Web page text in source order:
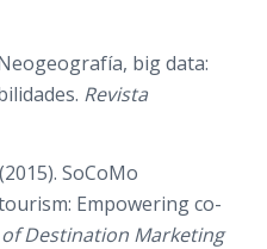
big data:
Revista
SoCoMo
Empowering co-
Destination Marketing